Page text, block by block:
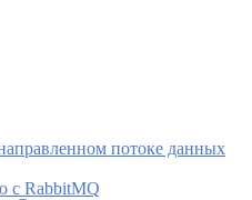
потоке данных
с RabbitMQ